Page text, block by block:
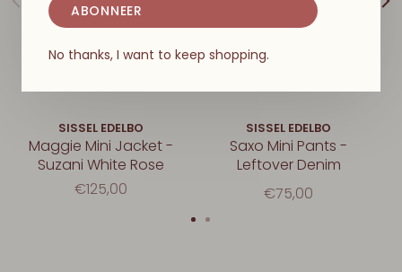
SISSEL EDELBO
Maggie Mini Jacket -
Suzani White Rose
€125,00
SISSEL EDELBO
Saxo Mini Pants -
Leftover Denim
€75,00
ABONNEER
No thanks, I want to keep shopping.